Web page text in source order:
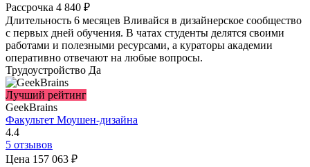
Рассрочка 4 840 ₽
Длительность 6 месяцев Вливайся в дизайнерское сообщество
с первых дней обучения. В чатах студенты делятся своими
работами и полезными ресурсами, а кураторы академии
оперативно отвечают на любые вопросы.
Трудоустройство Да
Лучший рейтинг
GeekBrains
Факультет Моушен-дизайна
4.4
5 отзывов
Цена 157 063 ₽